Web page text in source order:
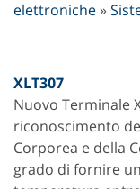
elettroniche »
XLT307
Nuovo Terminale
riconoscimento
Corporea e della
grado di fornire